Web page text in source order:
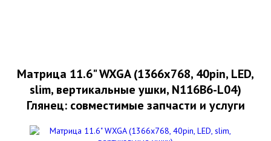
Матрица 11.6" WXGA (1366x768, 40pin, LED,
slim, вертикальные ушки, N116B6-L04)
Глянец: совместимые запчасти и услуги